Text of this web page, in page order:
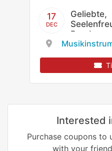
17
DEC
Geliebte,
Musikinstrumenten-Museum
Interested
Purchase coupons to
with your